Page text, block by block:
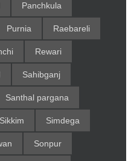
Panchkula
Purnia Raebareli
Rewari
Sahibganj
Santhal pargana
Sikkim Simdega
Sonpur